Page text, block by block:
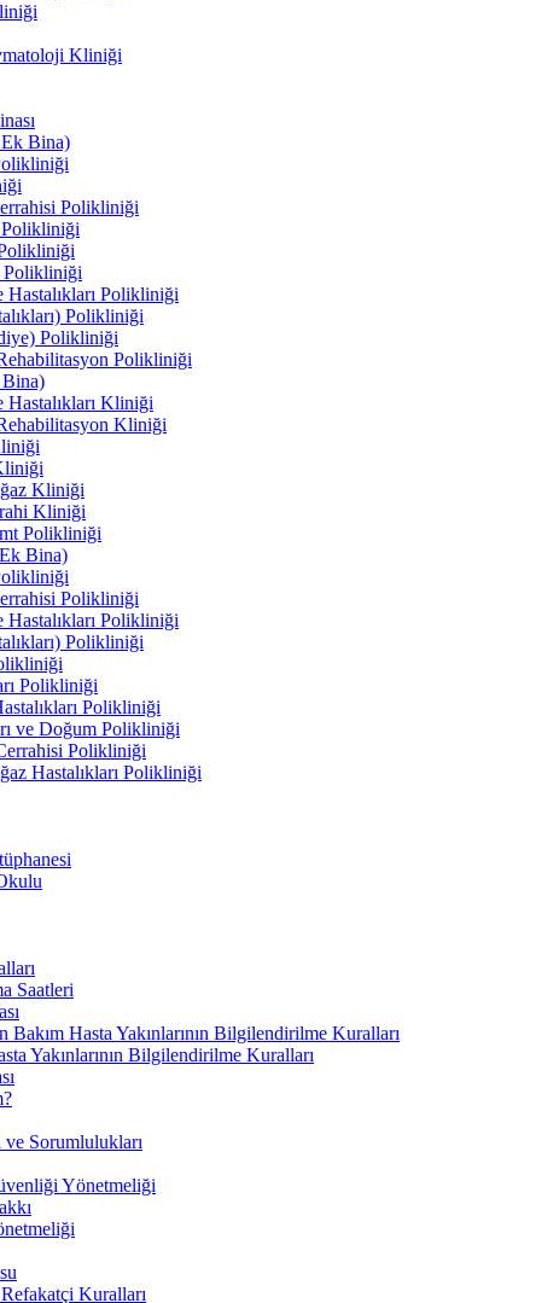
Kliniği
Bina)
Polikliniği
Polikliniği
Hastalıkları Polikliniği
Polikliniği
Polikliniği
Polikliniği
Hastalıkları Kliniği
Kliniği
Kliniği
Kliniği
Polikliniği
Bina)
Polikliniği
Hastalıkları Polikliniği
Polikliniği
Polikliniği
Polikliniği
ve Doğum Polikliniği
Polikliniği
Hastalıkları Polikliniği
Saatleri
Bakım Hasta Yakınlarının Bilgilendirilme Kuralları
Yakınlarının Bilgilendirilme Kuralları
ve Sorumlulukları
Yönetmeliği
Kuralları